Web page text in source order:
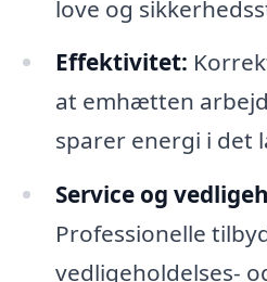
love og
Effektivitet:
at emhætten
sparer energi i det
Service og
Professionelle
vedligeholdelses-